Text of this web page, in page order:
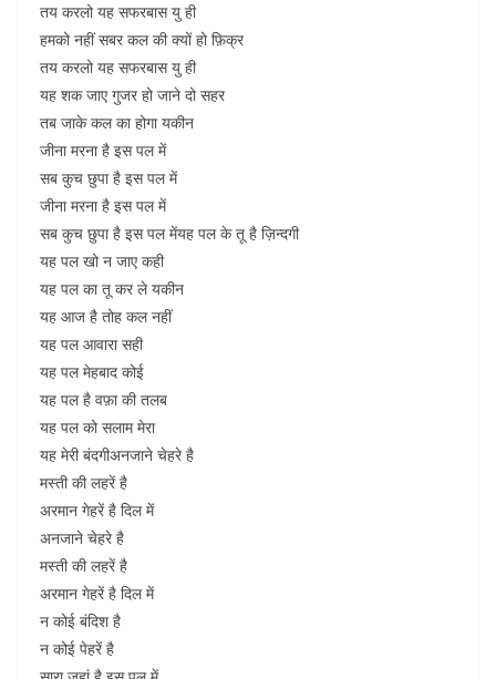
तय करलो यह सफरबास यु ही
हमको नहीं सबर कल की क्यों हो फ़िक्र
तय करलो यह सफरबास यु ही
यह शक जाए गुजर हो जाने दो सहर
तब जाके कल का होगा यकीन
जीना मरना है इस पल में
सब कुच छुपा है इस पल में
जीना मरना है इस पल में
सब कुच छुपा है इस पल मेंयह पल के तू है ज़िन्दगी
यह पल खो न जाए कही
यह पल का तू कर ले यकीन
यह आज है तोह कल नहीं
यह पल आवारा सही
यह पल मेहबाद कोई
यह पल है वफ़ा की तलब
यह पल को सलाम मेरा
यह मेरी बंदगीअनजाने चेहरे है
मस्ती की लहरें है
अरमान गेहरें है दिल में
अनजाने चेहरे है
मस्ती की लहरें है
अरमान गेहरें है दिल में
न कोई बंदिश है
न कोई पेहरें है